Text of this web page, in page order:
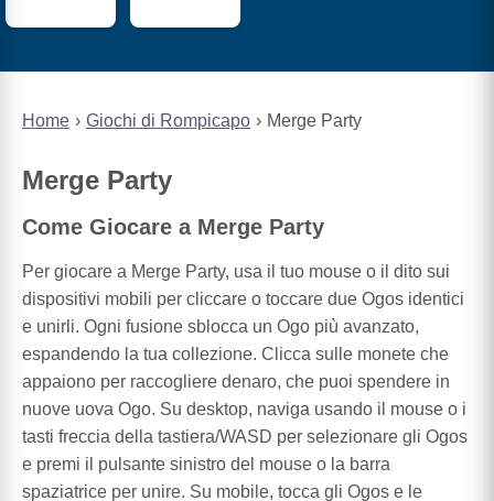
Home Giochi di Rompicapo Merge Party
Merge Party
Come Giocare a Merge Party
Per giocare a Merge Party, usa il tuo mouse o il dito sui
dispositivi mobili per cliccare o toccare due Ogos identici
e unirli. Ogni fusione sblocca un Ogo più avanzato,
espandendo la tua collezione. Clicca sulle monete che
appaiono per raccogliere denaro, che puoi spendere in
nuove uova Ogo. Su desktop, naviga usando il mouse o i
tasti freccia della tastiera/WASD per selezionare gli Ogos
e premi il pulsante sinistro del mouse o la barra
spaziatrice per unire. Su mobile, tocca gli Ogos e le